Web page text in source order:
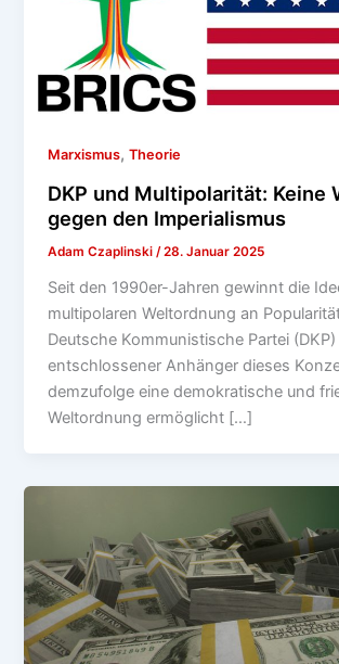
Marxismus,Theorie
DKP und Multipolarität: Keine
gegen den Imperialismus
Adam Czaplinski /28. Januar 2025
Seit den 1990er-Jahren gewinnt die
multipolaren Weltordnung an
Deutsche Kommunistische Partei (DKP)
entschlossener Anhänger dieses
demzufolge eine demokratische und
Weltordnung ermöglicht […]